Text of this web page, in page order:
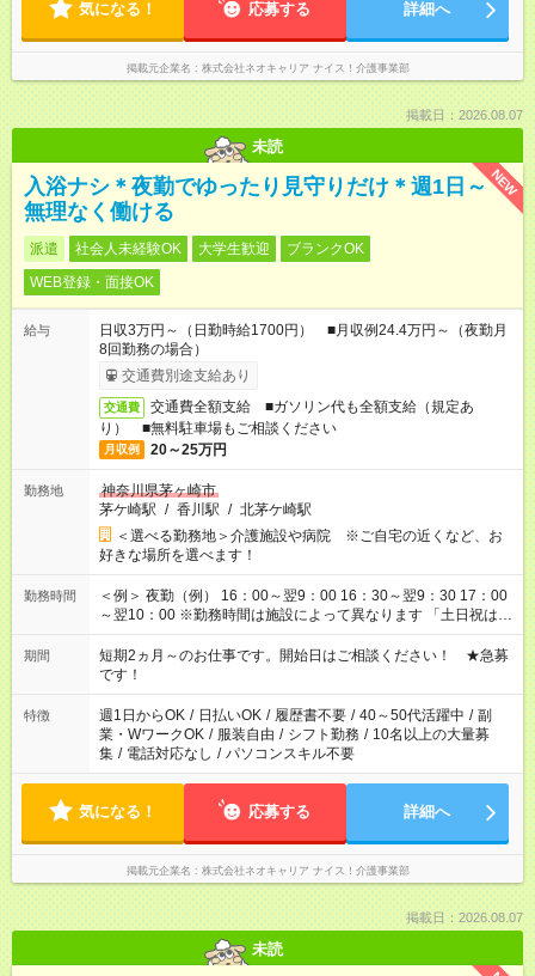
気になる！ 応募する 詳細へ
掲載元企業名 株式会社ネオキャリア ナイス！介護事業部
掲載日：2026.08.07
未読
NEW
入浴ナシ＊夜勤でゆったり見守りだけ＊週1日～
無理なく働ける
派遣 社会人未経験OK 大学生歓迎
ブランクOK
WEB登録・面接OK
給与
日収3万円～（日勤時給1700円） ■月収例24.4万円～（夜勤月
8回勤務の場合）
交通費別途支給あり
交通費
交通費全額支給 ■ガソリン代も全額支給（規定あ
り） ■無料駐車場もご相談ください
月収例 20～25万円
勤務地
神奈川県茅ヶ崎市
茅ケ崎駅 / 香川駅 / 北茅ケ崎駅
＜選べる勤務地＞介護施設や病院 ※ご自宅の近くなど、お
好きな場所を選べます！
勤務時間
＜例＞ 夜勤（例） 16：00～翌9：00 16：30～翌9：30 17：00
～翌10：00 ※勤務時間は施設によって異なります 「土日祝は休
みたい」 「しっかり稼ぎたい」 「もう少し遅い時間から始めた
い」など ご希望にあったお仕事をご案内いたします。 ※未経験
の方の場合は1～2ヶ月間は日中での仕事を経験いただき、 お
仕事に慣れてからの夜勤になります。 ★家庭の都合でお休みが
必要な場合も遠慮なくご相談ください。
期間
短期2ヵ月～のお仕事です。開始日はご相談ください！ ★急募
です！
特徴 週1日からOK / 日払いOK / 履歴書不要 / 40～50代活躍中 / 副
業・WワークOK / 服装自由 / シフト勤務 / 10名以上の大量募
集 / 電話対応なし / パソコンスキル不要
気になる！ 応募する 詳細へ
掲載元企業名 株式会社ネオキャリア ナイス！介護事業部
掲載日：2026.08.07
未読